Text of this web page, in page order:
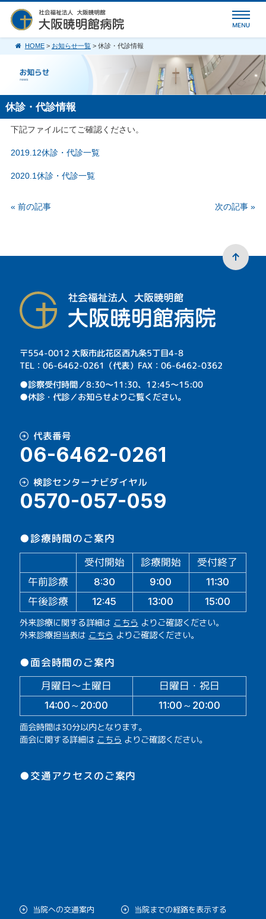
HOME> お知らせ一覧> 休診・代診情報
休診・代診情報
下記ファイルにてご確認ください。
2019.12休診・代診一覧
2020.1休診・代診一覧
« 前の記事 次の記事 »
〒554-0012 大阪市此花区西九条5丁目4-8
TEL：06-6462-0261（代表）FAX：06-6462-0362
⁩●診察受付時間／8:30～11:30、12:45～15:00
●休診・代診／お知らせよりご覧ください。
代表番号
06-6462-0261
検診センターナビダイヤル
0570-057-059
●診療時間のご案内
受付開始 診療開始
受付終了
午前診療
8:30 9:00 11:30
午後診療 12:45 13:00 15:00
外来診療に関する詳細は こちら よりご確認ください。
外来診療担当表は こちら よりご確認ください。
●面会時間のご案内
月曜日～土曜日 日曜日・祝日
14:00～20:00 11:00～20:00
面会時間は30分以内となります。
面会に関する詳細は こちら よりご確認ください。
●交通アクセスのご案内
当院への交通案内 当院までの経路を表示する